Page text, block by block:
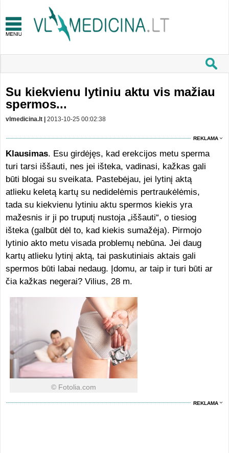
Su kiekvienu lytiniu aktu vis mažiau
spermos...
vlmedicina.lt | 2013-10-25 00:02:38
REKLAMA
Klausimas. Esu girdėjęs, kad erekcijos metu sperma
turi tarsi iššauti, nes jei išteka, vadinasi, kažkas gali
būti blogai su sveikata. Pastebėjau, jei lytinį aktą
atlieku keletą kartų su nedidelėmis pertraukėlėmis,
tada su kiekvienu lytiniu aktu spermos kiekis yra
mažesnis ir ji po truputį nustoja „iššauti“, o tiesiog
išteka (galbūt dėl to, kad kiekis sumažėja). Pirmojo
lytinio akto metu visada problemų nebūna. Jei daug
kartų atlieku lytinį aktą, tai paskutiniais aktais gali
spermos būti labai nedaug. Įdomu, ar taip ir turi būti ar
čia kažkas negerai? Vilius, 28 m.
© Fotolia.com
REKLAMA